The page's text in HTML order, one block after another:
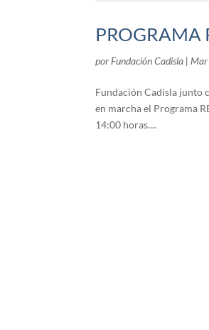
PROGRAMA
por Fundación Cadisla |
Fundación Cadisla junto
en marcha el Programa
14:00 horas....